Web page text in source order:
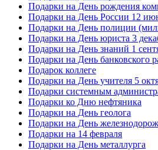
Подарки на День рождения
Подарки на День России 12
Подарки на День полиции
Подарки на День юриста 3
Подарки на День знаний 1
Подарки на День банковского
Подарок коллеге
Подарки на День учителя 5
Подарки системным
Подарки ко Дню нефтяника
Подарки на День геолога
Подарки на День
Подарки на 14 февраля
Подарки на День металлурга